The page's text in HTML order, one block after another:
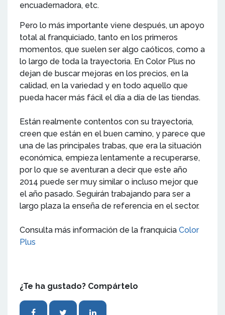
encuadernadora, etc.
Pero lo más importante viene después, un apoyo
total al franquiciado, tanto en los primeros
momentos, que suelen ser algo caóticos, como a
lo largo de toda la trayectoria. En Color Plus no
dejan de buscar mejoras en los precios, en la
calidad, en la variedad y en todo aquello que
pueda hacer más fácil el día a día de las tiendas.
Están realmente contentos con su trayectoria,
creen que están en el buen camino, y parece que
una de las principales trabas, que era la situación
económica, empieza lentamente a recuperarse,
por lo que se aventuran a decir que este año
2014 puede ser muy similar o incluso mejor que
el año pasado. Seguirán trabajando para ser a
largo plaza la enseña de referencia en el sector.
Consulta más información de la franquicia Color
Plus
¿Te ha gustado? Compártelo